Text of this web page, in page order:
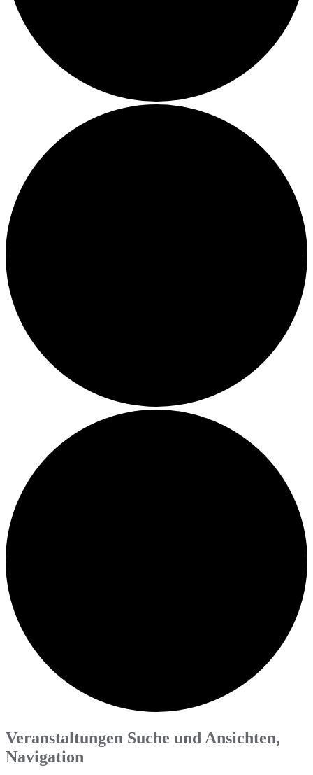
Veranstaltungen Suche und Ansichten,
Navigation